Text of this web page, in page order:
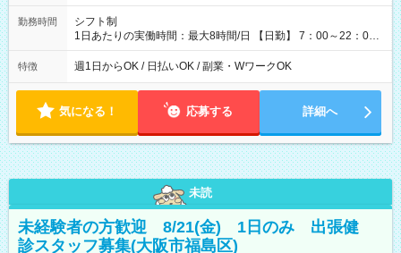
勤務時間
シフト制
1日あたりの実働時間：最大8時間/日 【日勤】 7：00～22：00
の間で4～8時間勤務（休憩時間は法定通り） ※週1日～OK ／ 1
日4時間から勤務OK ／ 夜勤なし ＊＊ 勤務時間例 ＊＊ ■7時
変動 ※曜日固定（毎週同じ曜日勤務）
特徴 週1日からOK / 日払いOK / 副業・WワークOK
気になる！ 応募する 詳細へ
未読
未経験者の方歓迎 8/21(金) 1日のみ 出張健
診スタッフ募集(大阪市福島区)